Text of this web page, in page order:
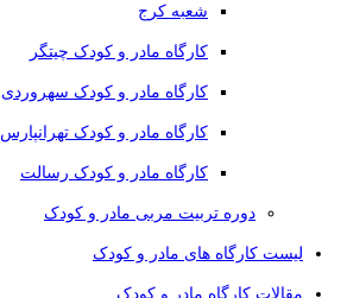
شعبه کرج
کارگاه مادر و کودک چیتگر
کارگاه مادر و کودک سهروردی
کارگاه مادر و کودک تهرانپارس
کارگاه مادر و کودک رسالت
دوره تربیت مربی مادر و کودک
لیست کارگاه های مادر و کودک
مقالات کارگاه مادر و کودک